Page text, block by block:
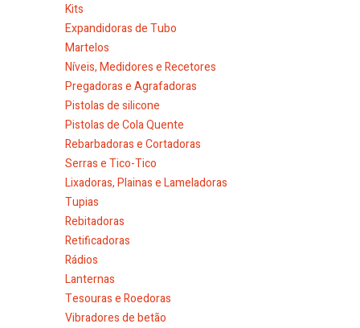
Kits
Expandidoras de Tubo
Martelos
Níveis, Medidores e Recetores
Pregadoras e Agrafadoras
Pistolas de silicone
Pistolas de Cola Quente
Rebarbadoras e Cortadoras
Serras e Tico-Tico
Lixadoras, Plainas e Lameladoras
Tupias
Rebitadoras
Retificadoras
Rádios
Lanternas
Tesouras e Roedoras
Vibradores de betão